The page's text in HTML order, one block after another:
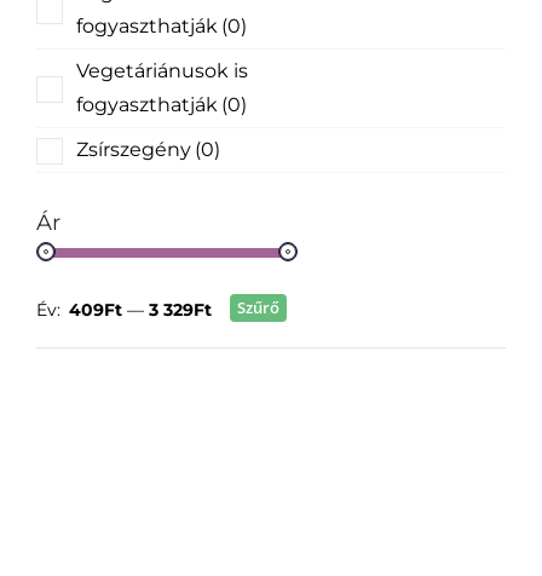
fogyaszthatják (0)
Vegetáriánusok is
fogyaszthatják (0)
Zsírszegény (0)
Ár
Szűrő
Év: 409Ft — 3 329Ft